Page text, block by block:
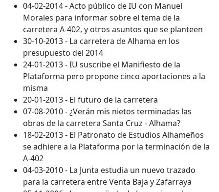
04-02-2014 - Acto público de IU con Manuel
Morales para informar sobre el tema de la
carretera A-402, y otros asuntos que se planteen
30-10-2013 - La carretera de Alhama en los
presupuesto del 2014
24-01-2013 - IU suscribe el Manifiesto de la
Plataforma pero propone cinco aportaciones a la
misma
20-01-2013 - El futuro de la carretera
07-08-2010 - ¿Verán mis nietos terminadas las
obras de la carretera Santa Cruz - Alhama?
18-02-2013 - El Patronato de Estudios Alhameños
se adhiere a la Plataforma por la terminación de la
A-402
04-03-2010 - La Junta estudia un nuevo trazado
para la carretera entre Venta Baja y Zafarraya